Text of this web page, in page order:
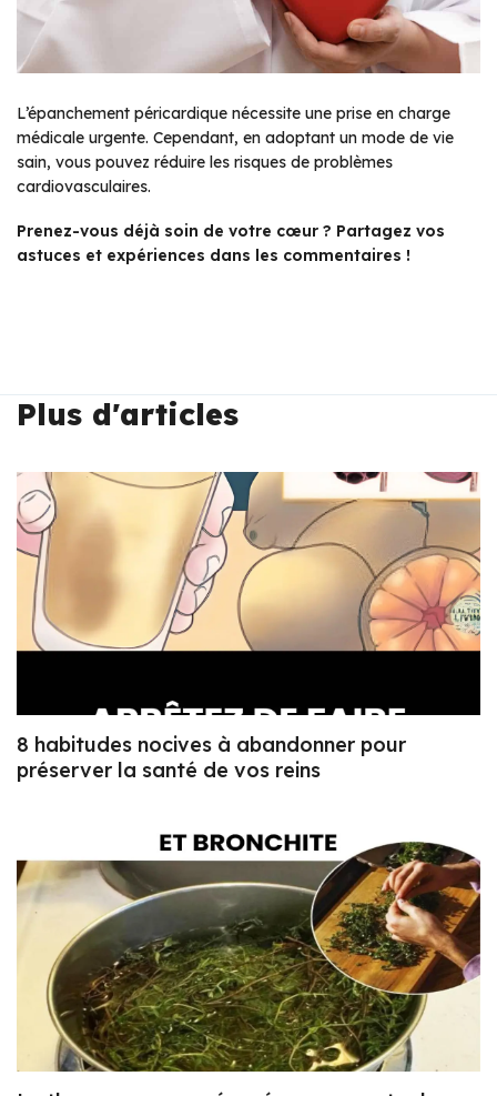
L’épanchement péricardique nécessite une prise en charge
médicale urgente. Cependant, en adoptant un mode de vie
sain, vous pouvez réduire les risques de problèmes
cardiovasculaires.
Prenez-vous déjà soin de votre cœur ? Partagez vos
astuces et expériences dans les commentaires !
Plus d'articles
8 habitudes nocives à abandonner pour
préserver la santé de vos reins